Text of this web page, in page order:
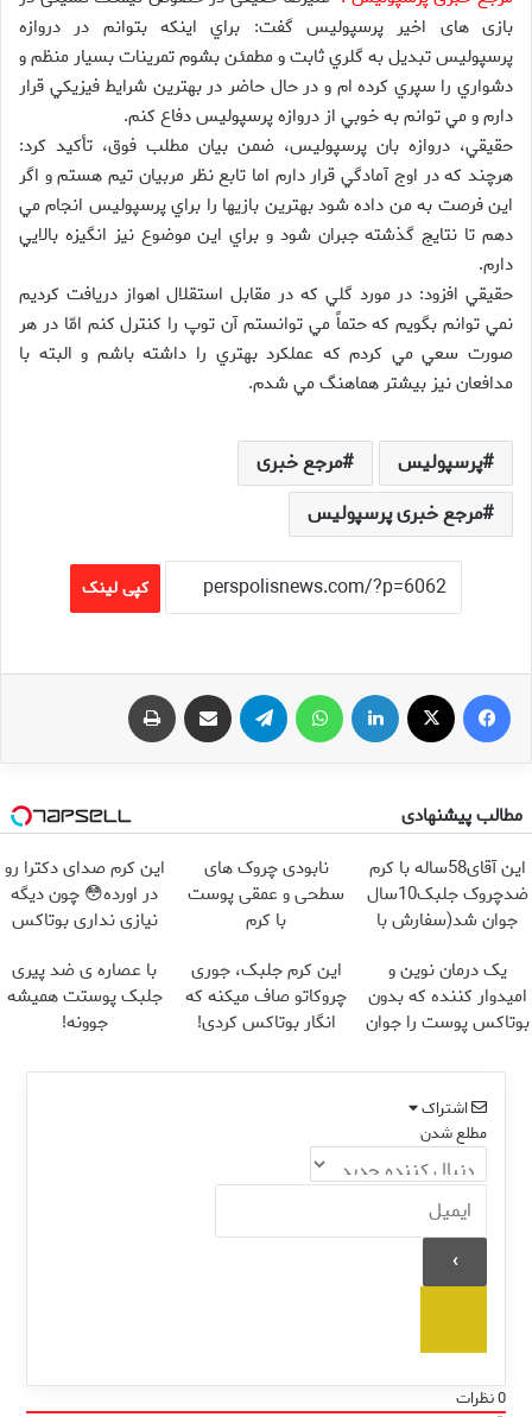
بازی های اخیر پرسپولیس گفت: براي اينکه بتوانم در دروازه
پرسپوليس تبديل به گلري ثابت و مطمئن بشوم تمرينات بسيار منظم و
دشواري را سپري کرده ام و در حال حاضر در بهترين شرايط فيزيکي قرار
دارم و مي توانم به خوبي از دروازه پرسپوليس دفاع کنم.
حقيقي، دروازه بان پرسپوليس، ضمن بيان مطلب فوق، تأکيد کرد:
هرچند که در اوج آمادگي قرار دارم اما تابع نظر مربيان تيم هستم و اگر
اين فرصت به من داده شود بهترين بازيها را براي پرسپوليس انجام مي
دهم تا نتايج گذشته جبران شود و براي اين موضوع نيز انگيزه بالايي
دارم.
حقيقي افزود: در مورد گلي که در مقابل استقلال اهواز دريافت کرديم
نمي توانم بگويم که حتماً مي توانستم آن توپ را کنترل کنم امّا در هر
صورت سعي مي کردم که عملکرد بهتري را داشته باشم و البته با
مدافعان نيز بيشتر هماهنگ مي شدم.
پرسپولیس
مرجع خبری
مرجع خبری پرسپولیس
کپی لینک
فیس بوک لینکدین تلگرام اشتراک گذاری از طریق ایمیل
مطالب پیشنهادی
این آقای58ساله با کرم
ضدچروک جلبک10سال
جوان شد(سفارش با
نابودی چروک های
سطحی و عمقی پوست
با کرم
این کرم صدای دکترا رو
در اورده😳 چون دیگه
نیازی نداری بوتاکس
یک درمان نوین و
امیدوار کننده که بدون
بوتاکس پوست را جوان
این کرم جلبک، جوری
چروکاتو صاف میکنه که
انگار بوتاکس کردی!
با عصاره ی ضد پیری
جلبک پوستت همیشه
جوونه!
اشتراک
مطلع شدن
0نظرات